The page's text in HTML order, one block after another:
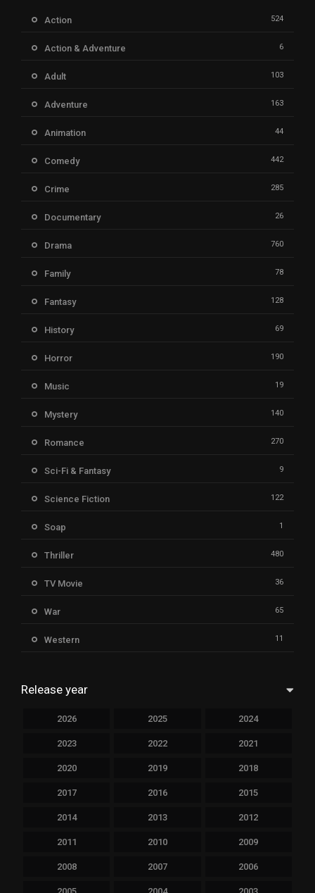
Action 524
Action & Adventure 6
Adult 103
Adventure 163
Animation 44
Comedy 442
Crime 285
Documentary 26
Drama 760
Family 78
Fantasy 128
History 69
Horror 190
Music 19
Mystery 140
Romance 270
Sci-Fi & Fantasy 9
Science Fiction 122
Soap 1
Thriller 480
TV Movie 36
War 65
Western 11
Release year
2026 2025 2024
2023 2022 2021
2020 2019 2018
2017 2016 2015
2014 2013 2012
2011 2010 2009
2008 2007 2006